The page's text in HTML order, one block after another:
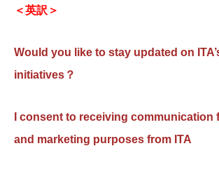
＜英訳＞
Would you like to stay updated on
initiatives？
I consent to receiving communication
and marketing purposes from ITA